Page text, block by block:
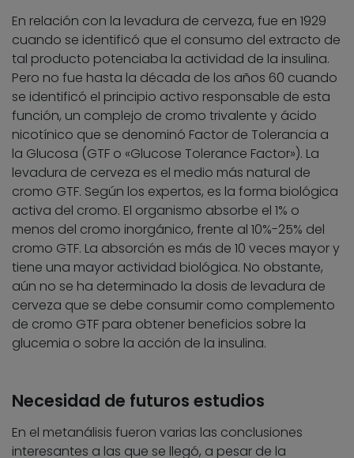
En relación con la levadura de cerveza, fue en 1929
cuando se identificó que el consumo del extracto de
tal producto potenciaba la actividad de la insulina.
Pero no fue hasta la década de los años 60 cuando
se identificó el principio activo responsable de esta
función, un complejo de cromo trivalente y ácido
nicotínico que se denominó Factor de Tolerancia a
la Glucosa (GTF o «Glucose Tolerance Factor»). La
levadura de cerveza es el medio más natural de
cromo GTF. Según los expertos, es la forma biológica
activa del cromo. El organismo absorbe el 1% o
menos del cromo inorgánico, frente al 10%-25% del
cromo GTF. La absorción es más de 10 veces mayor y
tiene una mayor actividad biológica. No obstante,
aún no se ha determinado la dosis de levadura de
cerveza que se debe consumir como complemento
de cromo GTF para obtener beneficios sobre la
glucemia o sobre la acción de la insulina.
Necesidad de futuros estudios
En el metanálisis fueron varias las conclusiones
interesantes a las que se llegó, a pesar de la